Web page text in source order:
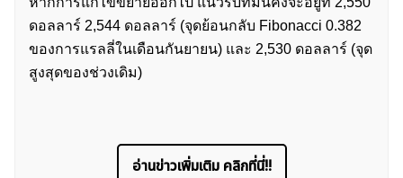
ดอลลาร์ 2,544 ดอลลาร์ (จุดย้อนกลับ Fibonacci 0.382
ของการแรลลี่ในเดือนกันยายน) และ 2,530 ดอลลาร์ (จุด
สูงสุดของช่วงเดิม)
อ่านข่าวเพิ่มเติม คลิกที่นี่!!